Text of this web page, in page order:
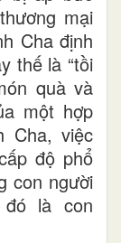
mại
Cha định
thế là “tồi
quà và
một hợp
Cha, việc
độ phổ
con người
là con